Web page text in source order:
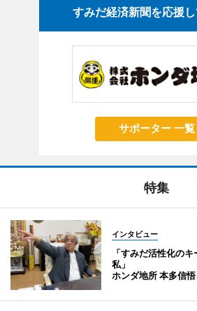
すみだ経済新聞を応援
サポーター 一覧
特集
インタビュー
「すみだ活性化の
私」
ホンダ地所 本多信悟